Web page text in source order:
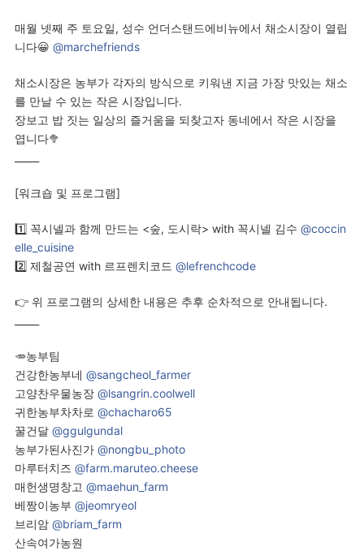
매월 넷째 주 토요일, 성수 언더스탠드에비뉴에서 채소시장이 열립
니다😀 @marchefriends
채소시장은 농부가 각자의 방식으로 키워낸 지금 가장 맛있는 채소
를 만날 수 있는 작은 시장입니다.
장보고 밥 짓는 일상의 즐거움을 되찾고자 동네에서 작은 시장을
엽니다🥦
[워크숍 및 프로그램]
1️⃣ 꼭시넬과 함께 만드는 <숲, 도시락> with 꼭시넬 김수 @coccin
elle_cuisine
2️⃣ 제철공연 with 르프렌치코드 @lefrenchcode
👉 위 프로그램의 상세한 내용은 추후 순차적으로 안내됩니다.
🥕농부팀
건강한농부네 @sangcheol_farmer
고양찬우물농장 @lsangrin.coolwell
귀한농부차차로 @chacharo65
꿀건달 @ggulgundal
농부가된사진가 @nongbu_photo
마루터치즈 @farm.maruteo.cheese
매헌생명창고 @maehun_farm
베짱이농부 @jeomryeol
브리암 @briam_farm
산속여가농원